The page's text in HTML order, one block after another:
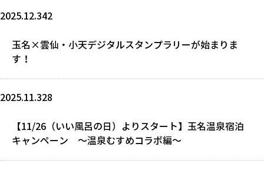
2025.12.342
玉名×雲仙・小天デジタルスタンプラリーが始まりま
す！
2025.11.328
【11/26（いい風呂の日）よりスタート】玉名温泉宿泊
キャンペーン ～温泉むすめコラボ編～